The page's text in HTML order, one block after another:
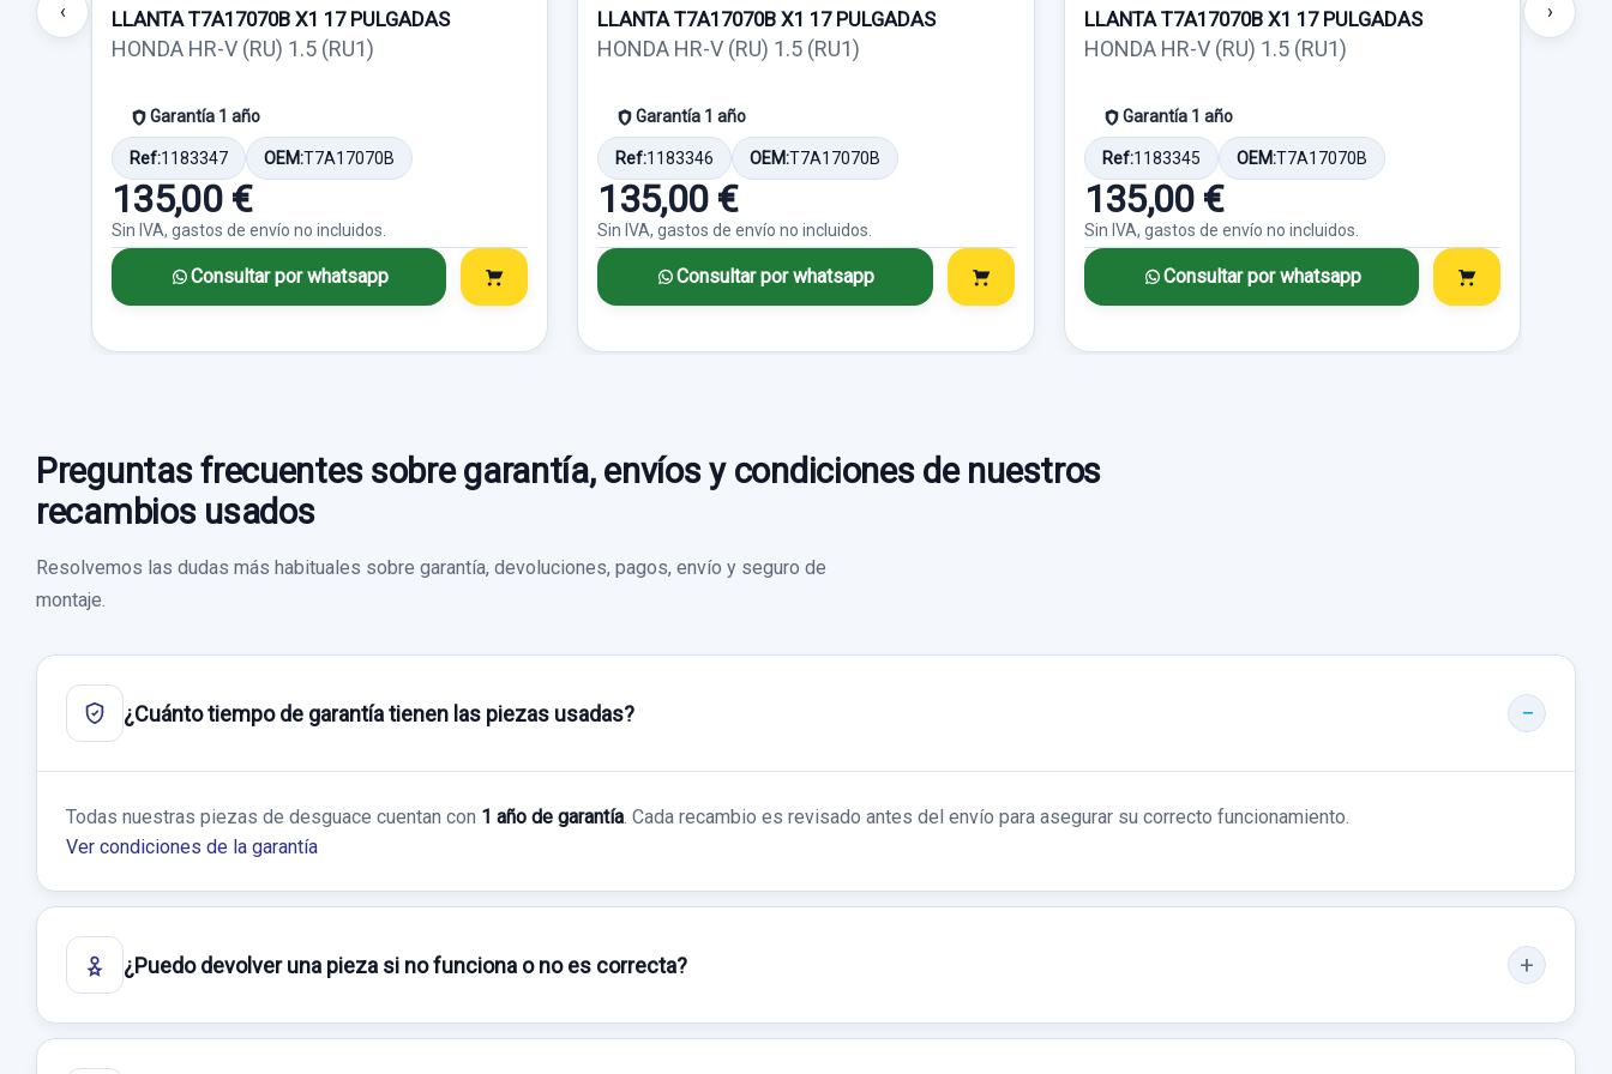
‹ LLANTA T7A17070B X1 17 PULGADAS
HONDA HR-V (RU) 1.5 (RU1)
Garantía 1 año
Ref:1183347 OEM:T7A17070B
135,00 €
Sin IVA, gastos de envío no incluidos.
Consultar por whatsapp
LLANTA T7A17070B X1 17 PULGADAS
HONDA HR-V (RU) 1.5 (RU1)
Garantía 1 año
Ref:1183346 OEM:T7A17070B
135,00 €
Sin IVA, gastos de envío no incluidos.
Consultar por whatsapp
LLANTA T7A17070B X1 17 PULGADAS
HONDA HR-V (RU) 1.5 (RU1)
Garantía 1 año
Ref:1183345 OEM:T7A17070B
135,00 €
Sin IVA, gastos de envío no incluidos.
Consultar por whatsapp
›
Preguntas frecuentes sobre garantía, envíos y condiciones de nuestros
recambios usados
Resolvemos las dudas más habituales sobre garantía, devoluciones, pagos, envío y seguro de
montaje.
¿Cuánto tiempo de garantía tienen las piezas usadas?
Todas nuestras piezas de desguace cuentan con 1 año de garantía. Cada recambio es revisado antes del envío para asegurar su correcto funcionamiento.
Ver condiciones de la garantía
¿Puedo devolver una pieza si no funciona o no es correcta?